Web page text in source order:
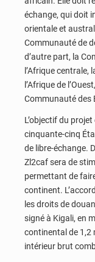
échange, qui doit
orientale et
Communauté de
d’autre part, la
l’Afrique
l’Afrique de
Communauté des
L’objectif du
cinquante-cinq
de libre-échange.
Zl2caf sera de
permettant de
continent.
les droits de
signé à Kigali, en
continental de 1,2
intérieur brut